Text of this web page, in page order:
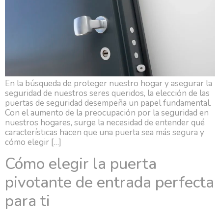
En la búsqueda de proteger nuestro hogar y asegurar la
seguridad de nuestros seres queridos, la elección de las
puertas de seguridad desempeña un papel fundamental.
Con el aumento de la preocupación por la seguridad en
nuestros hogares, surge la necesidad de entender qué
características hacen que una puerta sea más segura y
cómo elegir […]
Cómo elegir la puerta
pivotante de entrada perfecta
para ti